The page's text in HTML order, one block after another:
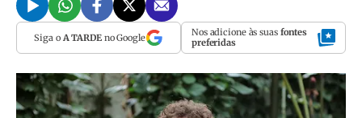
Siga o A TARDEno Google Nos adicione às suas fontes
preferidas